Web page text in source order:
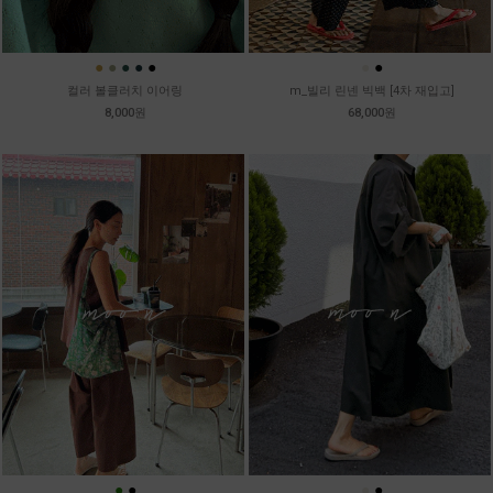
● ● ● ● ●
컬러 볼클러치 이어링
8,000원
●
m_빌리 린넨 빅백 [4차 재입고]
68,000원